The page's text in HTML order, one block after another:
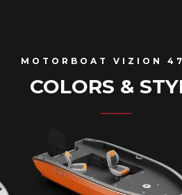
MOTORBOAT VIZION
COLORS &